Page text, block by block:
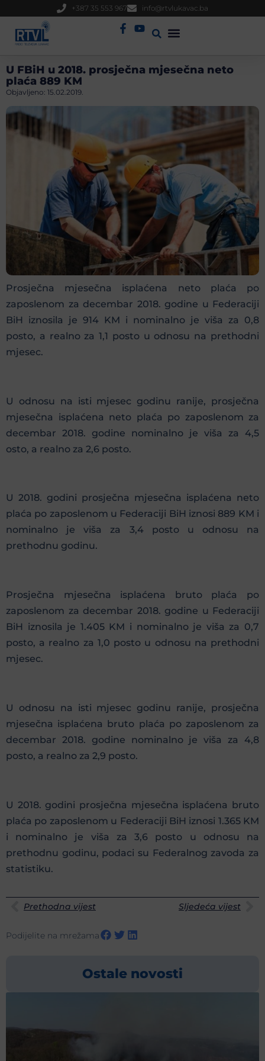
+387 35 553 967 info@rtvlukavac.ba
U FBiH u 2018. prosječna mjesečna neto
plaća 889 KM
Objavljeno: 15.02.2019.
Prosječna mjesečna isplaćena neto plaća po
zaposlenom za decembar 2018. godine u Federaciji
BiH iznosila je 914 KM i nominalno je viša za 0,8
posto, a realno za 1,1 posto u odnosu na prethodni
mjesec.
U odnosu na isti mjesec godinu ranije, prosječna
mjesečna isplaćena neto plaća po zaposlenom za
decembar 2018. godine nominalno je viša za 4,5
osto, a realno za 2,6 posto.
U 2018. godini prosječna mjesečna isplaćena neto
plaća po zaposlenom u Federaciji BiH iznosi 889 KM i
nominalno je viša za 3,4 posto u odnosu na
prethodnu godinu.
Prosječna mjesečna isplaćena bruto plaća po
zaposlenom za decembar 2018. godine u Federaciji
BiH iznosila je 1.405 KM i nominalno je viša za 0,7
posto, a realno za 1,0 posto u odnosu na prethodni
mjesec.
U odnosu na isti mjesec godinu ranije, prosječna
mjesečna isplaćena bruto plaća po zaposlenom za
decembar 2018. godine nominalno je viša za 4,8
posto, a realno za 2,9 posto.
U 2018. godini prosječna mjesečna isplaćena bruto
plaća po zaposlenom u Federaciji BiH iznosi 1.365 KM
i nominalno je viša za 3,6 posto u odnosu na
prethodnu godinu, podaci su Federalnog zavoda za
statistiku.
Prethodna vijest Sljedeća vijest
Podijelite na mrežama
Ostale novosti